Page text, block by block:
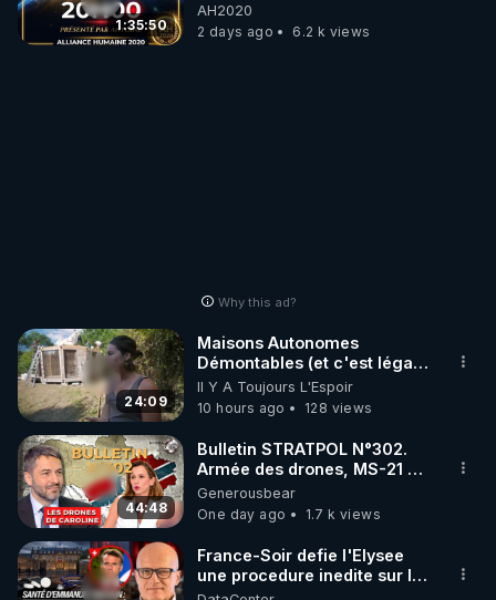
1:35:50
06/08/2026***
AH2020
2 days ago
6.2 k views
Why this ad?
24:09
Maisons Autonomes
Démontables (et c'est légal).
Visite éco village en
Bretagne
Il Y A Toujours L'Espoir
10 hours ago
128 views
44:48
Bulletin STRATPOL N°302.
Armée des drones, MS-21 en
série, missiles coréens.
07.08.2026.
Generousbear
One day ago
1.7 k views
France-Soir defie l'Elysee
une procedure inedite sur la
sante du president - Nexus